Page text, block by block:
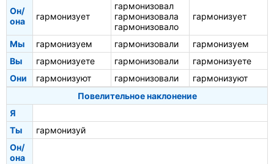
Он/
она
гармонизует
гармонизовал
гармонизовала
гармонизовало
гармонизует
Мы гармонизуем гармонизовали
гармонизуем
Вы
гармонизуете гармонизовали
гармонизуете
Они
гармонизуют гармонизовали
гармонизуют
Повелительное наклонение
Я
Ты
гармонизуй
Он/
она